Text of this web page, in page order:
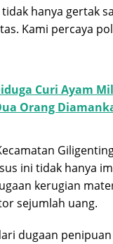
tidak hanya gertak
Kami percaya
Curi Ayam
Orang
ini tidak hanya
kerugian
sejumlah uang.
dugaan